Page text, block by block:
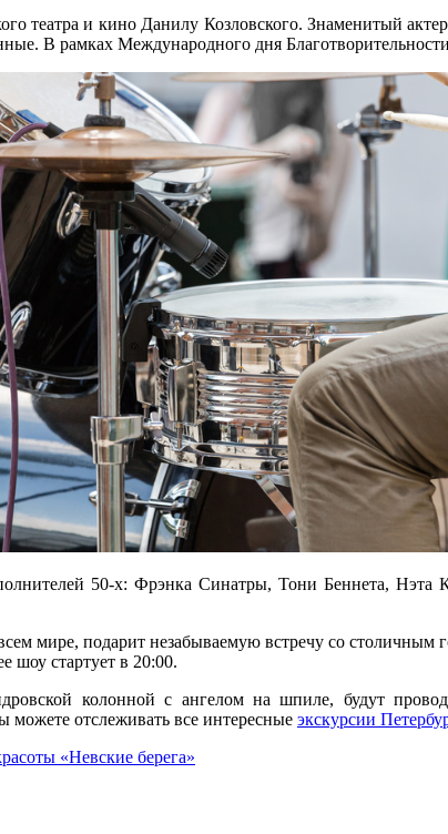
театра и кино Данилу Козловского. Знаменитый
В рамках Международного дня
50-х: Фрэнка Синатры, Тони Беннета,
мире, подарит незабываемую встречу со столичным
шоу стартует в 20:00.
колонной с ангелом на шпиле, будут
отслеживать все интересные экскурсии
«Невские берега»